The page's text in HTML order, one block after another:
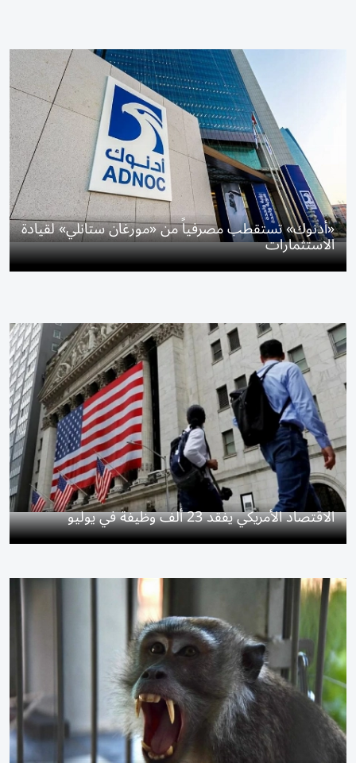
«أدنوك» تستقطب مصرفياً من «مورغان ستانلي» لقيادة
الاستثمارات
الاقتصاد الأمريكي يفقد 23 ألف وظيفة في يوليو